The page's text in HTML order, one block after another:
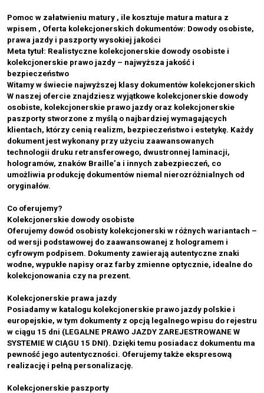
Pomoc w załatwieniu matury , ile kosztuje matura matura z
wpisem , Oferta kolekcjonerskich dokumentów: Dowody osobiste,
prawa jazdy i paszporty wysokiej jakości
Meta tytuł: Realistyczne kolekcjonerskie dowody osobiste i
kolekcjonerskie prawo jazdy – najwyższa jakość i
bezpieczeństwo
Witamy w świecie najwyższej klasy dokumentów kolekcjonerskich
W naszej ofercie znajdziesz wyjątkowe kolekcjonerskie dowody
osobiste, kolekcjonerskie prawo jazdy oraz kolekcjonerskie
paszporty stworzone z myślą o najbardziej wymagających
klientach, którzy cenią realizm, bezpieczeństwo i estetykę. Każdy
dokument jest wykonany przy użyciu zaawansowanych
technologii druku retransferowego, dwustronnej laminacji,
hologramów, znaków Braille’a i innych zabezpieczeń, co
umożliwia produkcję dokumentów niemal nierozróżnialnych od
oryginałów.
Co oferujemy?
Kolekcjonerskie dowody osobiste
Oferujemy dowód osobisty kolekcjonerski w różnych wariantach –
od wersji podstawowej do zaawansowanej z hologramem i
cyfrowym podpisem. Dokumenty zawierają autentyczne znaki
wodne, wypukłe napisy oraz farby zmienne optycznie, idealne do
kolekcjonowania czy na prezent.
Kolekcjonerskie prawa jazdy
Posiadamy w katalogu kolekcjonerskie prawo jazdy polskie i
europejskie, w tym dokumenty z opcją legalnego wpisu do rejestru
w ciągu 15 dni (LEGALNE PRAWO JAZDY ZAREJESTROWANE W
SYSTEMIE W CIĄGU 15 DNI). Dzięki temu posiadacz dokumentu ma
pewność jego autentyczności. Oferujemy także ekspresową
realizację i pełną personalizację.
Kolekcjonerskie paszporty